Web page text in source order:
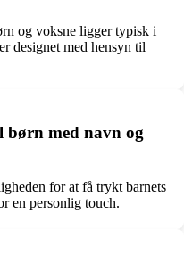
og voksne ligger typisk i
designet med hensyn til
med navn og
for at få trykt barnets
en personlig touch.